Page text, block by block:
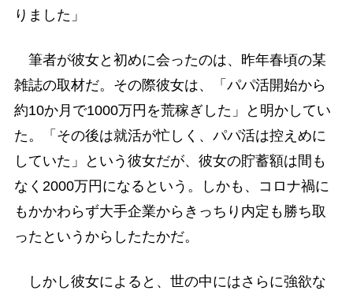
りました」
筆者が彼女と初めに会ったのは、昨年春頃の某
雑誌の取材だ。その際彼女は、「パパ活開始から
約10か月で1000万円を荒稼ぎした」と明かしてい
た。「その後は就活が忙しく、パパ活は控えめに
していた」という彼女だが、彼女の貯蓄額は間も
なく2000万円になるという。しかも、コロナ禍に
もかかわらず大手企業からきっちり内定も勝ち取
ったというからしたたかだ。
しかし彼女によると、世の中にはさらに強欲な